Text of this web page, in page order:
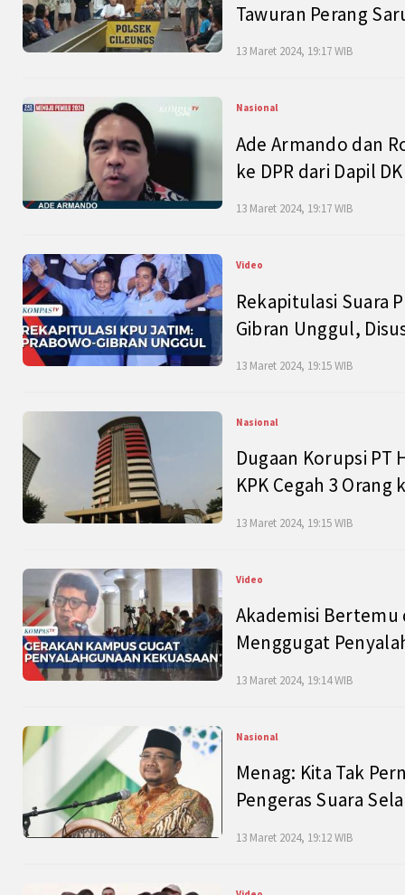
Tawuran Perang
13 Maret 2024, 19:17 WIB
Nasional
Ade Armando dan
ke DPR dari Dapil
13 Maret 2024, 19:17 WIB
Video
Rekapitulasi Suara
Gibran Unggul,
13 Maret 2024, 19:15 WIB
Nasional
Dugaan Korupsi PT
KPK Cegah 3 Orang
13 Maret 2024, 19:15 WIB
Video
Akademisi Bertemu
Menggugat
13 Maret 2024, 19:14 WIB
Nasional
Menag: Kita Tak
Pengeras Suara
13 Maret 2024, 19:12 WIB